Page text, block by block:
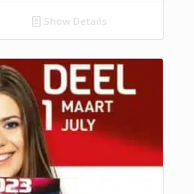
Show Details